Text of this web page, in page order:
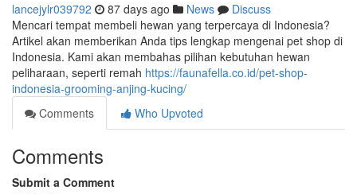
lancejylr039792 87 days ago News
Discuss
Mencari tempat membeli hewan yang terpercaya di Indonesia?
Artikel akan memberikan Anda tips lengkap mengenai pet shop di
Indonesia. Kami akan membahas pilihan kebutuhan hewan
peliharaan, seperti remah https://faunafella.co.id/pet-shop-
indonesia-grooming-anjing-kucing/
Comments
Who Upvoted
Comments
Submit a Comment